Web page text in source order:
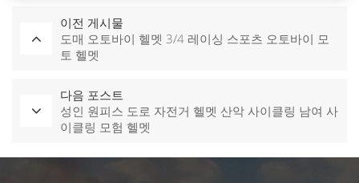
이전 게시물
도매 오토바이 헬멧 3/4 레이싱 스포츠 오토바이 모
토 헬멧
다음 포스트
성인 원피스 도로 자전거 헬멧 산악 사이클링 남여 사
이클링 모험 헬멧